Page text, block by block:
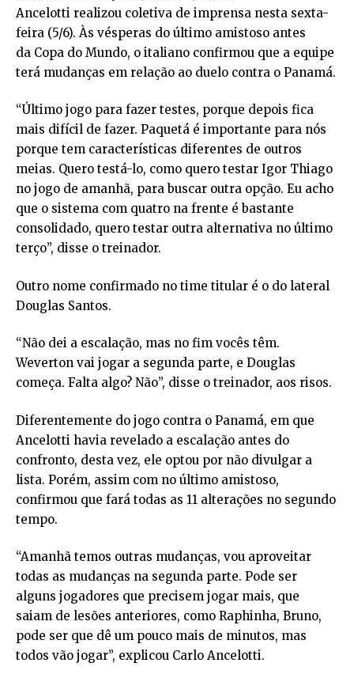
Ancelotti realizou coletiva de imprensa nesta sexta-
feira (5/6). Às vésperas do último amistoso antes
da Copa do Mundo, o italiano confirmou que a equipe
terá mudanças em relação ao duelo contra o Panamá.
“Último jogo para fazer testes, porque depois fica
mais difícil de fazer. Paquetá é importante para nós
porque tem características diferentes de outros
meias. Quero testá-lo, como quero testar Igor Thiago
no jogo de amanhã, para buscar outra opção. Eu acho
que o sistema com quatro na frente é bastante
consolidado, quero testar outra alternativa no último
terço”, disse o treinador.
Outro nome confirmado no time titular é o do lateral
Douglas Santos.
“Não dei a escalação, mas no fim vocês têm.
Weverton vai jogar a segunda parte, e Douglas
começa. Falta algo? Não”, disse o treinador, aos risos.
Diferentemente do jogo contra o Panamá, em que
Ancelotti havia revelado a escalação antes do
confronto, desta vez, ele optou por não divulgar a
lista. Porém, assim com no último amistoso,
confirmou que fará todas as 11 alterações no segundo
tempo.
“Amanhã temos outras mudanças, vou aproveitar
todas as mudanças na segunda parte. Pode ser
alguns jogadores que precisem jogar mais, que
saiam de lesões anteriores, como Raphinha, Bruno,
pode ser que dê um pouco mais de minutos, mas
todos vão jogar”, explicou Carlo Ancelotti.